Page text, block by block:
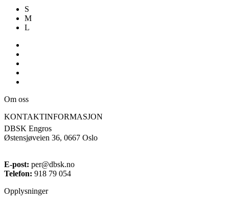
S
M
L
Om oss
KONTAKTINFORMASJON
DBSK Engros
Østensjøveien 36, 0667 Oslo
E-post: per@dbsk.no
Telefon: 918 79 054
Opplysninger